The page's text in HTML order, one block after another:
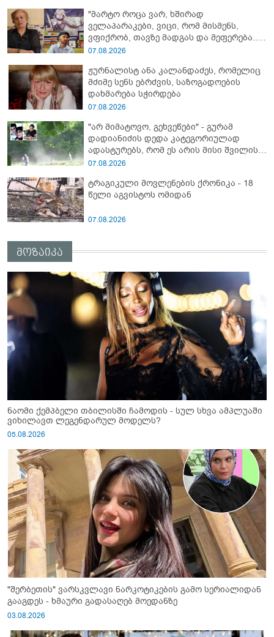
კომენტარს აკეთებს
"მარტო როცა ვარ, ხშირად
ველაპარაკები, ვიცი, რომ მისმენს,
ვფიქრობ, თავზე მადგას და მეფერება...“
- გიორგი კეკელიძე გმირი ანწუხელიძის
მონათხრობს აქვეყნებს
07.08.2026
ჟურნალისტ ანა კალანდაძეს, რომელიც
მძიმე სენს ებრძვის, საზოგადოების
დახმარება სჭირდება
07.08.2026
"არ მიმატოვო, გეხვეწები" - გუ­რა­მ
დადიანიძის დედა კა­ტე­გო­რი­უ­ლად
ადას­ტუ­რებს, რომ ეს არის მისი შვი­ლის
ხმა
07.08.2026
ტრაგიკული მოვლენების ქრონიკა - 18
წელი აგვისტოს ომიდან
07.08.2026
მოზაიკა
ნაომი ქემპბელი თბილისში ჩამოდის - სულ სხვა ამპლუაში
ვიხილავთ ლეგენდარულ მოდელს?
05.08.2026
"შერბეთის" ვარსკვლავი ნარკოტიკების გამო სერიალიდან
გააგდეს - ხმაური გადასაღებ მოედანზე
03.08.2026